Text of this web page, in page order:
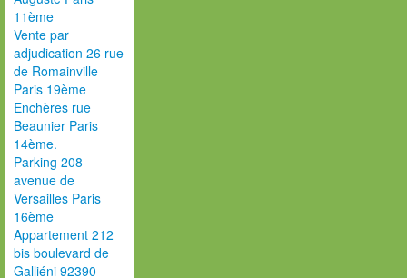
11ème
Vente par
adjudication 26 rue
de Romainville
Paris 19ème
Enchères rue
Beaunier Paris
14ème.
Parking 208
avenue de
Versailles Paris
16ème
Appartement 212
bis boulevard de
Galliéni 92390